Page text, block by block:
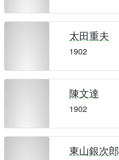
太田重夫
1902
陳文達
1902
東山銀次郎